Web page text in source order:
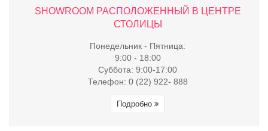
SHOWROOM РАСПОЛОЖЕННЫЙ В ЦЕНТРЕ
СТОЛИЦЫ
Понедельник - Пятница:
9:00 - 18:00
Суббота: 9:00-17:00
Телефон: 0 (22) 922- 888
Подробно